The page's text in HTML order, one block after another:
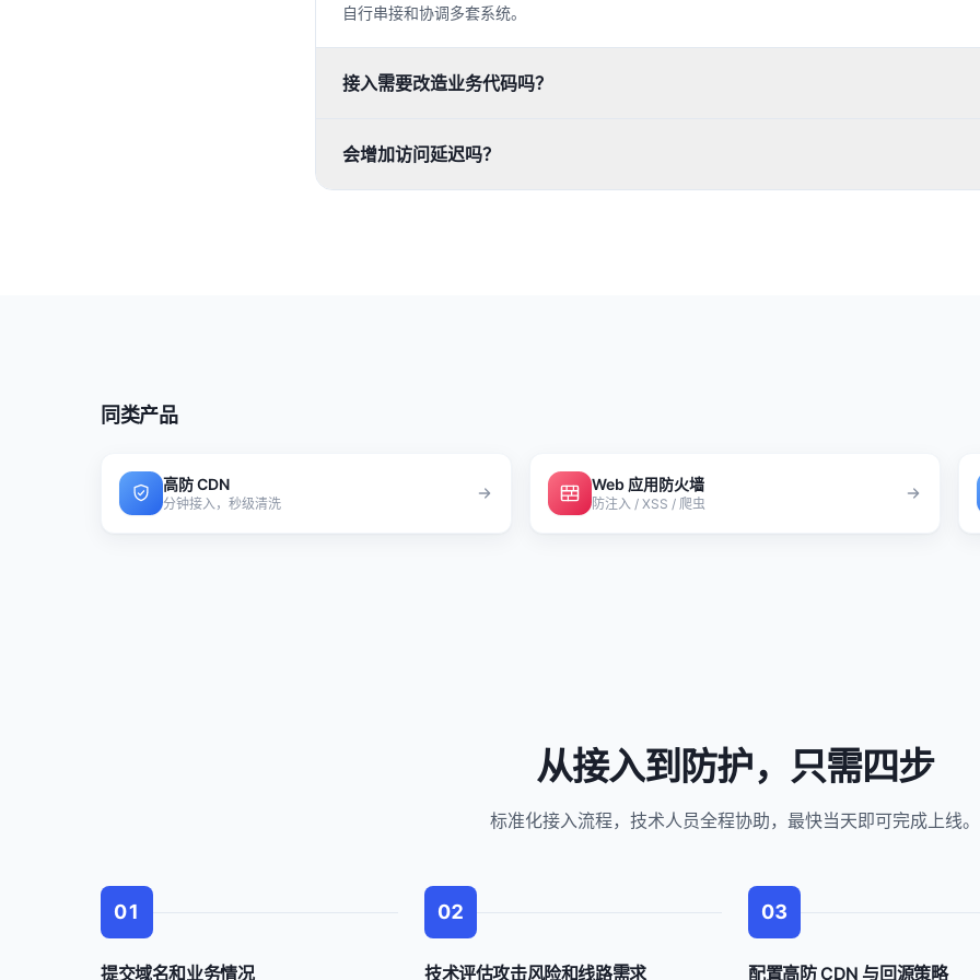
自行串接和协调多套系统。
接入需要改造业务代码吗？
会增加访问延迟吗？
同类产品
高防 CDN
分钟接入，秒级清洗
Web 应用防火墙
防注入 / XSS / 爬虫
从接入到防护，只需四步
标准化接入流程，技术人员全程协助，最快当天即可完成上线。
01
提交域名和业务情况
02
技术评估攻击风险和线路需求
03
配置高防 CDN 与回源策略